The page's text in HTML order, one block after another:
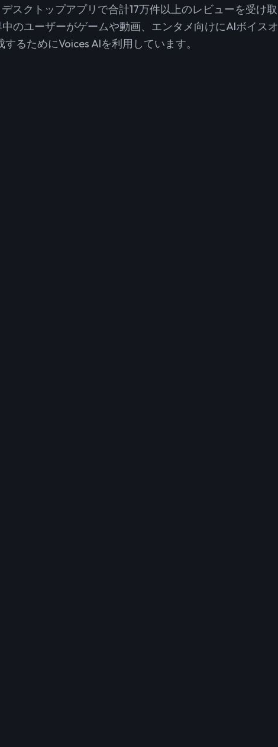
スクトップアプリで合計17万件以上のレビューを受け取
のユーザーがゲームや動画、エンタメ向けにAIボイスオ
るためにVoices AIを利用しています。